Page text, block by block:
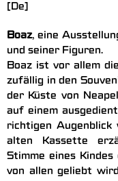
[De]
Boaz, eine
und seiner Figuren.
Boaz ist vor allem
zufällig in den
der Küste von
auf einem
richtigen
alten Kassette
Stimme eines
von allen geliebt